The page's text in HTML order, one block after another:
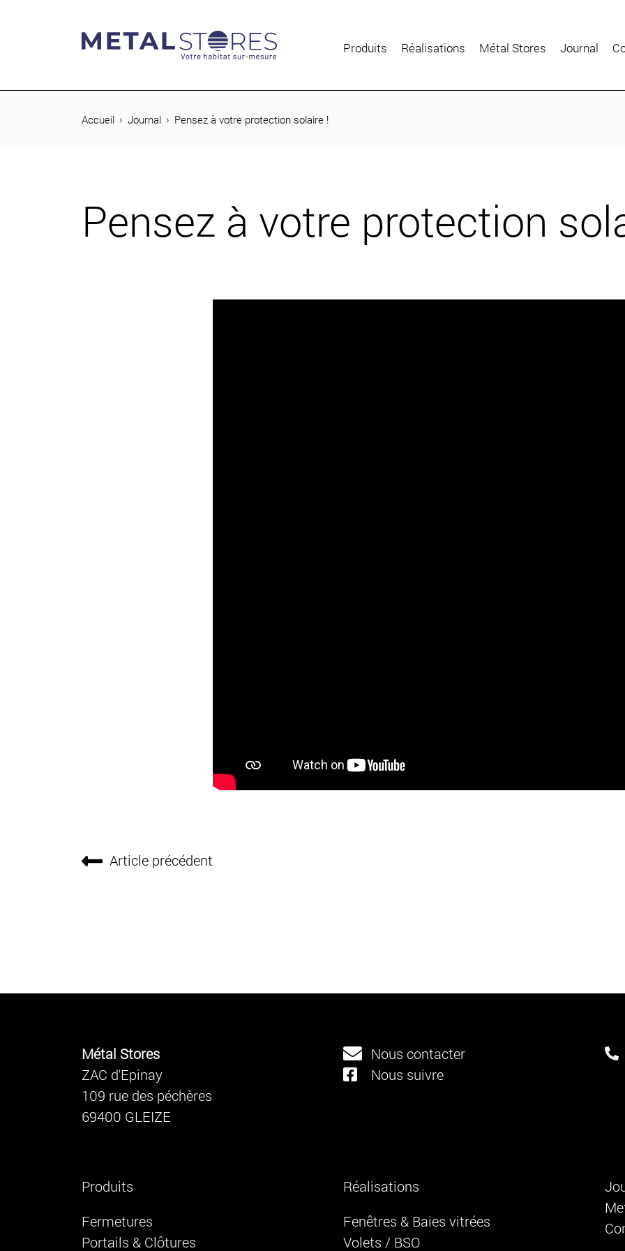
Produits Réalisations Métal Stores Journal
Accueil Journal Pensez à votre protection solaire !
Pensez à votre protection
Article précédent
Métal Stores
ZAC d'Epinay
109 rue des péchères
69400 GLEIZE
Nous contacter
Nous suivre
Produits
Fermetures
Portails & Clôtures
Réalisations
Fenêtres & Baies vitrées
Volets / BSO